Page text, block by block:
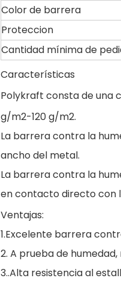
Color de barrera
Proteccion
Cantidad mínima de
Características
Polykraft consta de una
g/m2-120 g/m2.
La barrera contra la
ancho del metal.
La barrera contra la
en contacto directo con
Ventajas:
1.Excelente barrera
2. A prueba de
3..Alta resistencia al